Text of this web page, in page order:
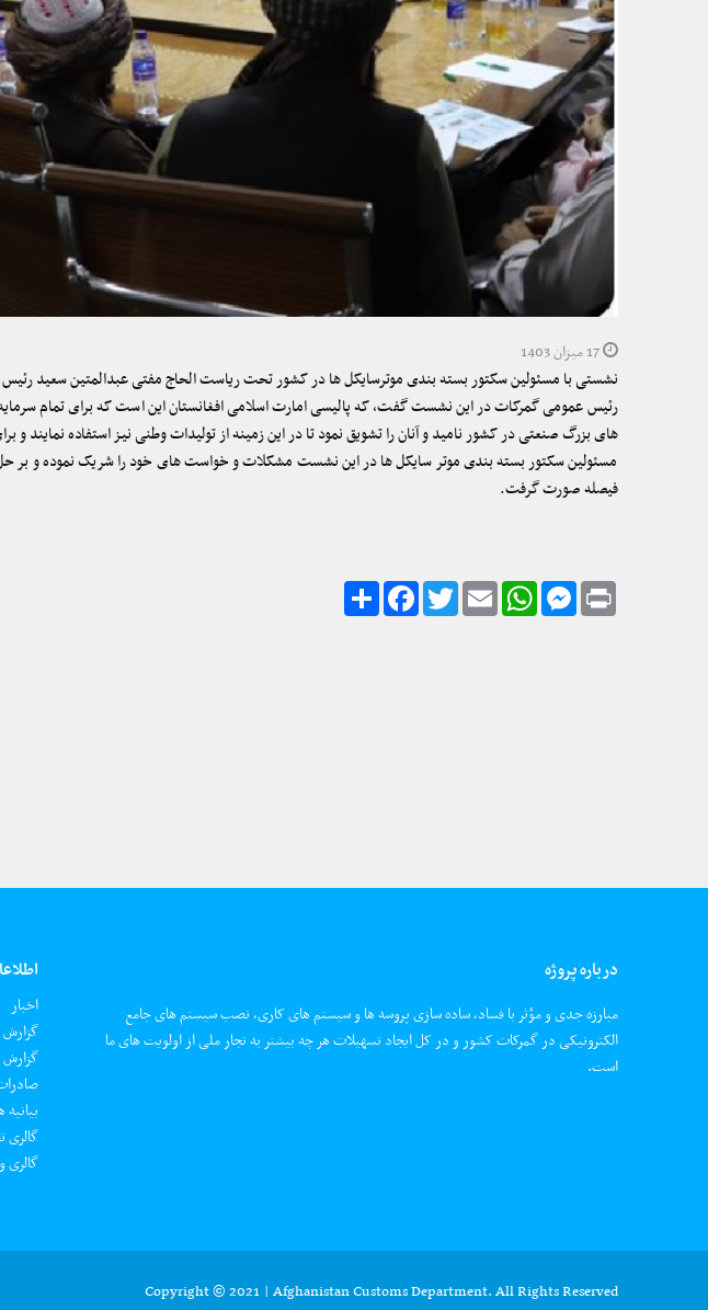
17 میزان 1403
نشستی با مسئولین سکتور بسته بندی موترسایکل ها در کشور تحت ریاست الحاج مفتی عبدالمتین سعید
رئیس عمومی گمرکات در این نشست گفت، که پالیسی امارت اسلامی افغانستان این است که برای تمام
های بزرگ صنعتی در کشور نامید و آنان را تشویق نمود تا در این زمینه از تولیدات وطنی نیز استفاده
مسئولین سکتور بسته بندی موتر سایکل ها در این نشست مشکلات و خواست های خود را شریک نموده و بر
فیصله صورت گرفت.
ShareFacebookTwitterEmail
WhatsAppMessenger Print
درباره پروژه
مبارزه جدی و مؤثر با فساد، ساده سازی پروسه ها و سیستم های کاری، نصب سیستم های جامع
الکترونیکی در گمرکات کشور و در کل ایجاد تسهیلات هر چه بیشتر به تجار ملی از اولویت های ما
است.
اخبار
گزارش
گزارش
بیانیه
گالری
گالری
Copyright © 2021 | Afghanistan Customs Department. All Rights Reserved